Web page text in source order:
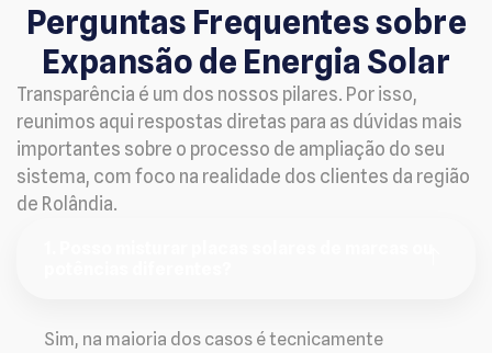
Perguntas Frequentes sobre
Expansão de Energia Solar
Transparência é um dos nossos pilares. Por isso,
reunimos aqui respostas diretas para as dúvidas mais
importantes sobre o processo de ampliação do seu
sistema, com foco na realidade dos clientes da região
de Rolândia.
Sim, na maioria dos casos é tecnicamente